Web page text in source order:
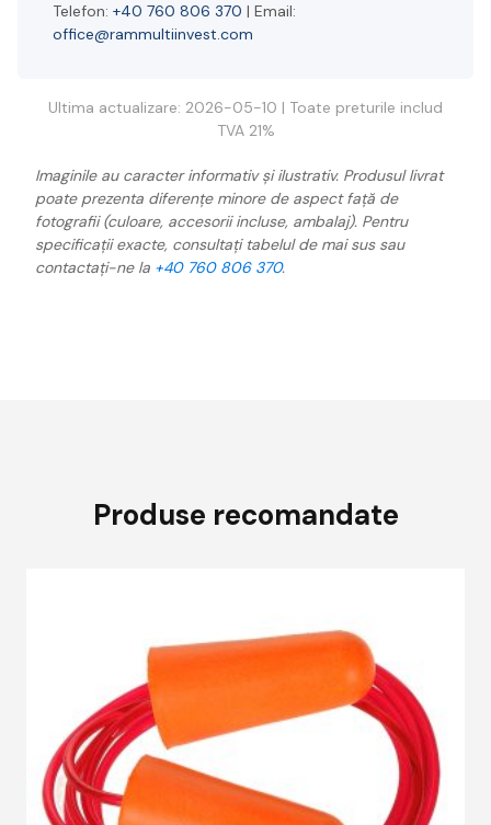
Telefon: +40 760 806 370 | Email:
office@rammultiinvest.com
Ultima actualizare: 2026-05-10 | Toate preturile includ
TVA 21%
Imaginile au caracter informativ și ilustrativ. Produsul livrat
poate prezenta diferențe minore de aspect față de
fotografii (culoare, accesorii incluse, ambalaj). Pentru
specificații exacte, consultați tabelul de mai sus sau
contactați-ne la +40 760 806 370.
Produse recomandate